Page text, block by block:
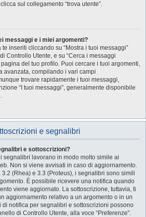
sul collegamento “trova utente”.
messaggi e i miei argomenti?
inseriti cliccando su “Mostra i tuoi messaggi”
Controllo Utente, e su “Cerca i messaggi
pagina del tuo profilo. Puoi cercare i tuoi argomenti,
avanzata, compilando i vari campi
trovare rapidamente i tuoi messaggi,
“I tuoi messaggi”, generalmente disponibile
e segnalibri
e sottoscrizioni?
segnalibri lavorano in modo molto simile ai
Non si viene avvisati in caso di aggiornamento.
3.2 (Rhea) e 3.3 (Proteus), i segnalibri sono simili
È possibile ricevere una notifica quando
viene aggiornato. La sottoscrizione, tuttavia, ti
aggiornamento relativo a un argomento o in un
di notifica per segnalibri e sottoscrizioni possono
di Controllo Utente, alla voce “Preferenze”.